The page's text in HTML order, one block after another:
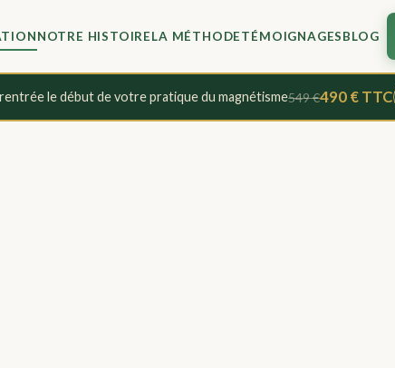
NOTRE HISTOIRELA MÉTHODETÉMOIGNAGESBLOG
le début de votre pratique du magnétisme549 €490 € TTC